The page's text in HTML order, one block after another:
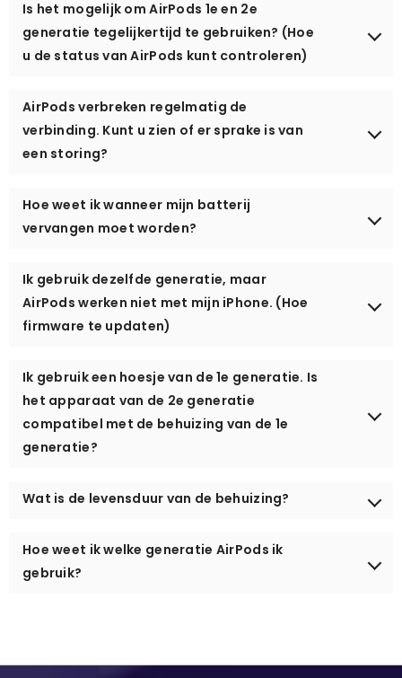
Is het mogelijk om AirPods 1e en 2e
generatie tegelijkertijd te gebruiken? (Hoe
u de status van AirPods kunt controleren)
AirPods verbreken regelmatig de
verbinding. Kunt u zien of er sprake is van
een storing?
Hoe weet ik wanneer mijn batterij
vervangen moet worden?
Ik gebruik dezelfde generatie, maar
AirPods werken niet met mijn iPhone. (Hoe
firmware te updaten)
Ik gebruik een hoesje van de 1e generatie. Is
het apparaat van de 2e generatie
compatibel met de behuizing van de 1e
generatie?
Wat is de levensduur van de behuizing?
Hoe weet ik welke generatie AirPods ik
gebruik?